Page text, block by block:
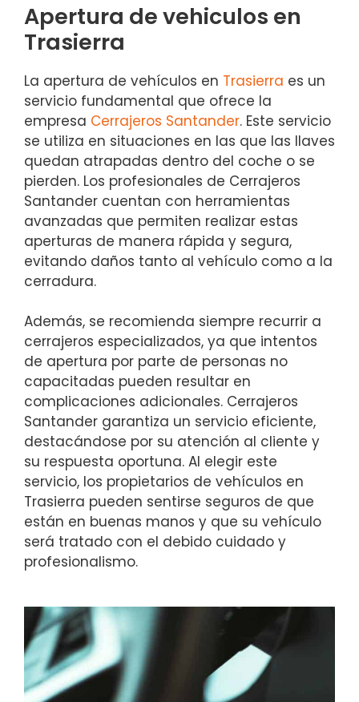
Apertura de vehiculos en
Trasierra
La apertura de vehículos en Trasierra es un
servicio fundamental que ofrece la
empresa Cerrajeros Santander. Este servicio
se utiliza en situaciones en las que las llaves
quedan atrapadas dentro del coche o se
pierden. Los profesionales de Cerrajeros
Santander cuentan con herramientas
avanzadas que permiten realizar estas
aperturas de manera rápida y segura,
evitando daños tanto al vehículo como a la
cerradura.
Además, se recomienda siempre recurrir a
cerrajeros especializados, ya que intentos
de apertura por parte de personas no
capacitadas pueden resultar en
complicaciones adicionales. Cerrajeros
Santander garantiza un servicio eficiente,
destacándose por su atención al cliente y
su respuesta oportuna. Al elegir este
servicio, los propietarios de vehículos en
Trasierra pueden sentirse seguros de que
están en buenas manos y que su vehículo
será tratado con el debido cuidado y
profesionalismo.